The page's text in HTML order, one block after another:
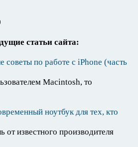
статьи сайта:
советы по работе с iPhone (часть
Macintosh, то
ноутбук для тех, кто
от известного производителя